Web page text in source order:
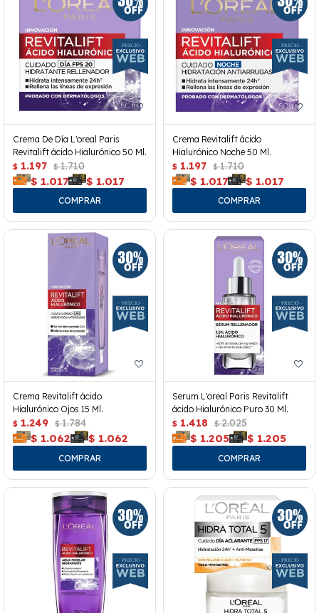
Crema De Día L'oreal Paris
Revitalift ácido Hialurónico 50 Ml.
$ 1.197 $ 1.710
$ 1.017 $ 1.017
Crema Revitalift ácido
Hialurónico Noche 50 Ml.
$ 1.197 $ 1.710
$ 1.017 $ 1.017
Crema Revitalift ácido
Hialurónico Ojos 15 Ml.
$ 1.249 $ 1.784
$ 1.062 $ 1.062
Serum L'oreal Paris Revitalift
ácido Hialurónico Puro 30 Ml.
$ 1.418 $ 2.025
$ 1.205 $ 1.205